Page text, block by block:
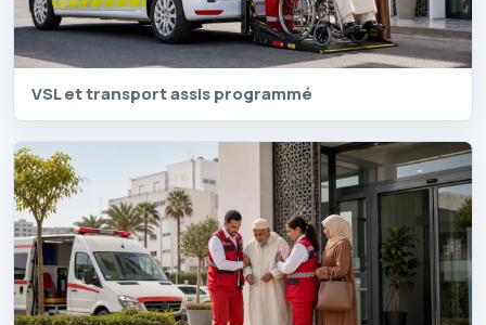
VSL et transport assis programmé